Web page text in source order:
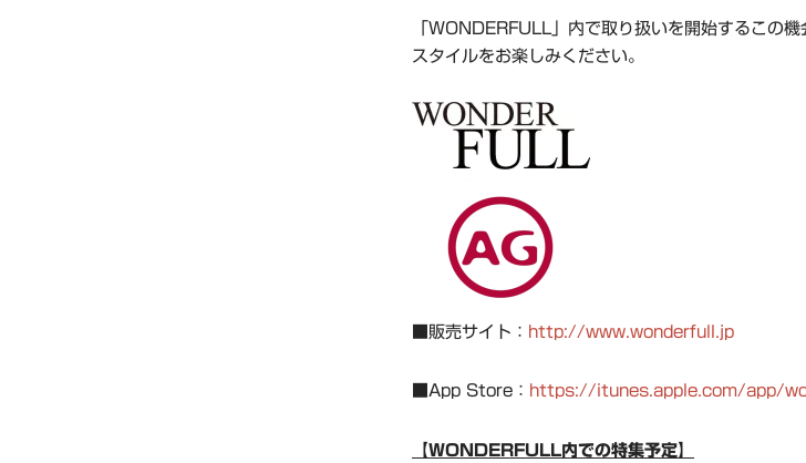
「WONDERFULL」内で取り扱いを開始するこの
スタイルをお楽しみください。
■販売サイト： http://www.wonderfull.jp
■App Store： https://itunes.apple.com/app/
【WONDERFULL内での特集予定】